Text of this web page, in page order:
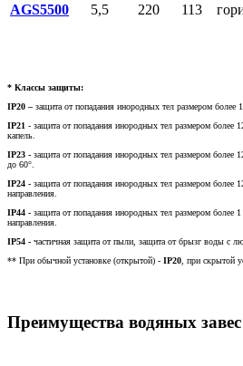
AGS5500 5,5 220 113
* Классы защиты:
IP20 – защита от попадания инородных тел размером более
IP21 - защита от попадания инородных тел размером более
капель.
IP23 - защита от попадания инородных тел размером
до 60°.
IP24 - защита от попадания инородных тел размером
направления.
IP44 - защита от попадания инородных тел размером
направления.
IP54 - частичная защита от пыли, защита от брызг воды с
** При обычной установке (открытой) - IP20 , при скрытой
Преимущества водяных